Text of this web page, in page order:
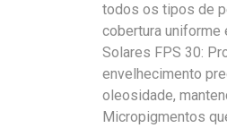
todos os tipos de
cobertura uniforme
Solares FPS 30:
envelhecimento
oleosidade,
Micropigmentos